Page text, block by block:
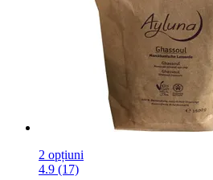
2 opțiuni
4.9 (17)